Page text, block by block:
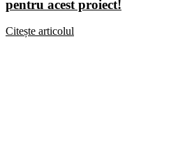
pentru acest proiect!
Citește articolul